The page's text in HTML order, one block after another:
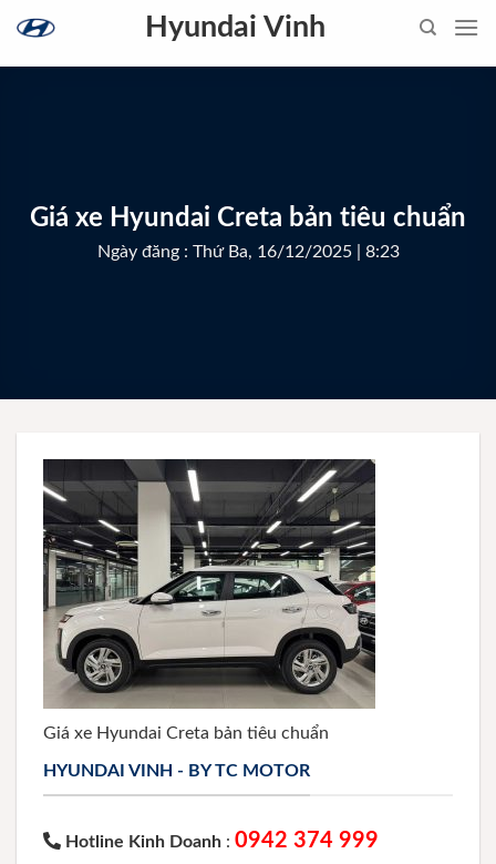
content
Hyundai Vinh
Giá xe Hyundai Creta bản tiêu chuẩn
Ngày đăng : Thứ Ba, 16/12/2025 | 8:23
Giá xe Hyundai Creta bản tiêu chuẩn
HYUNDAI VINH - BY TC MOTOR
Hotline Kinh Doanh : 0942 374 999